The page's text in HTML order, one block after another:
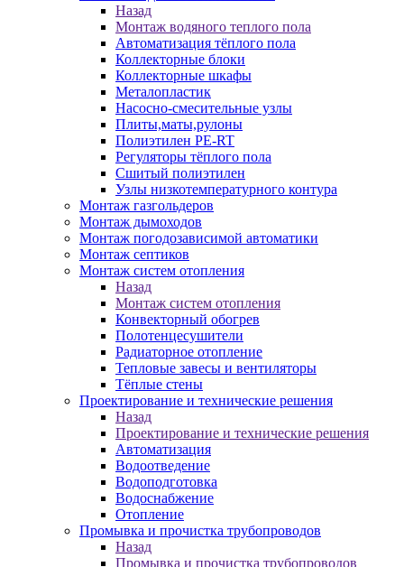
Назад
Монтаж водяного теплого пола
Автоматизация тёплого пола
Коллекторные блоки
Коллекторные шкафы
Металопластик
Насосно-смесительные узлы
Плиты,маты,рулоны
Полиэтилен PE-RT
Регуляторы тёплого пола
Сшитый полиэтилен
Узлы низкотемпературного контура
Монтаж газгольдеров
Монтаж дымоходов
Монтаж погодозависимой автоматики
Монтаж септиков
Монтаж систем отопления
Назад
Монтаж систем отопления
Конвекторный обогрев
Полотенцесушители
Радиаторное отопление
Тепловые завесы и вентиляторы
Тёплые стены
Проектирование и технические решения
Назад
Проектирование и технические решения
Автоматизация
Водоотведение
Водоподготовка
Водоснабжение
Отопление
Промывка и прочистка трубопроводов
Назад
Промывка и прочистка трубопроводов